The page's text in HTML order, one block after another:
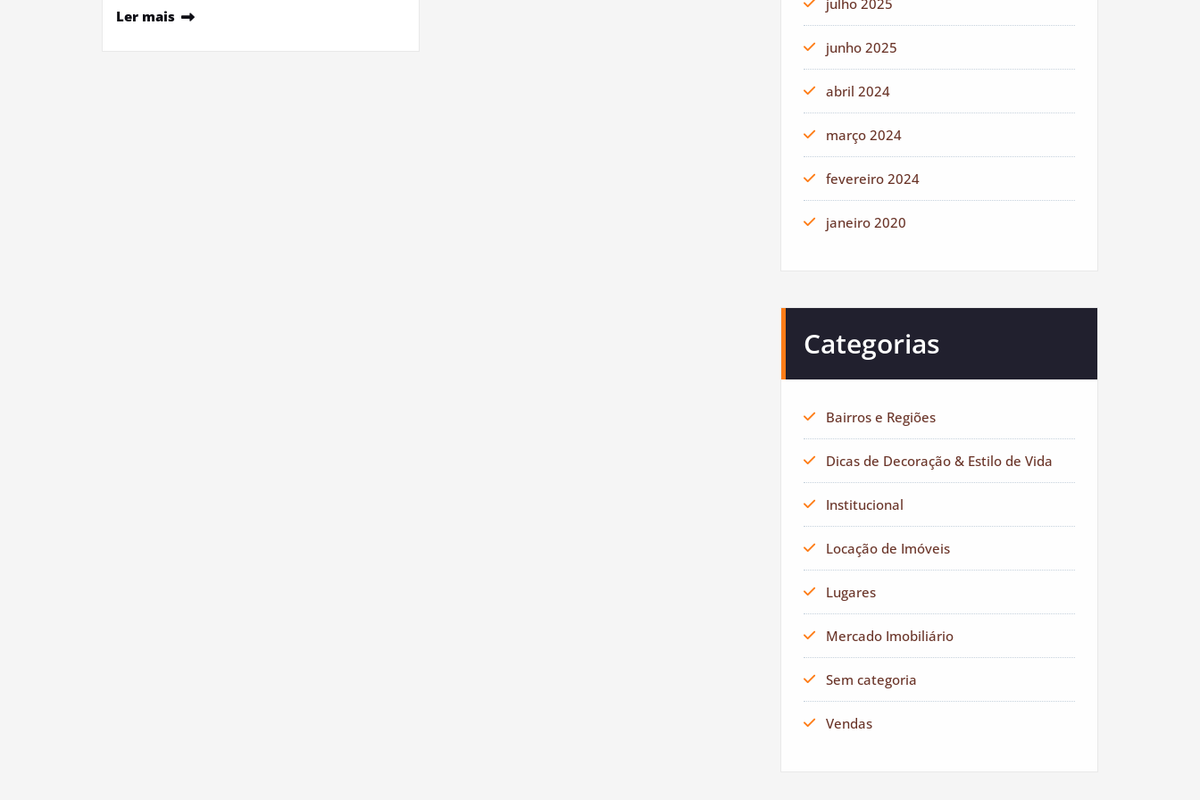
Ler mais
julho 2025
junho 2025
abril 2024
março 2024
fevereiro 2024
janeiro 2020
Categorias
Bairros e Regiões
Dicas de Decoração & Estilo de Vida
Institucional
Locação de Imóveis
Lugares
Mercado Imobiliário
Sem categoria
Vendas